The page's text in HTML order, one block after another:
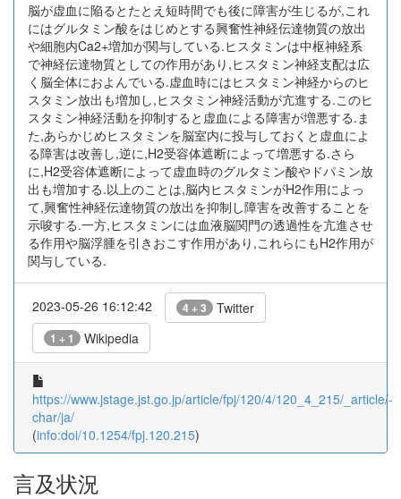
脳が虚血に陥るとたとえ短時間でも後に障害が生じるが,これ
にはグルタミン酸をはじめとする興奮性神経伝達物質の放出
や細胞内Ca2+増加が関与している.ヒスタミンは中枢神経系
で神経伝達物質としての作用があり,ヒスタミン神経支配は広
く脳全体におよんでいる.虚血時にはヒスタミン神経からのヒ
スタミン放出も増加し,ヒスタミン神経活動が亢進する.このヒ
スタミン神経活動を抑制すると虚血による障害が増悪する.ま
た,あらかじめヒスタミンを脳室内に投与しておくと虚血によ
る障害は改善し,逆に,H2受容体遮断によって増悪する.さら
に,H2受容体遮断によって虚血時のグルタミン酸やドパミン放
出も増加する.以上のことは,脳内ヒスタミンがH2作用によっ
て,興奮性神経伝達物質の放出を抑制し障害を改善することを
示唆する.一方,ヒスタミンには血液脳関門の透過性を亢進させ
る作用や脳浮腫を引きおこす作用があり,これらにもH2作用が
関与している.
2023-05-26 16:12:42 4 + 3 Twitter
1 + 1 Wikipedia
https://www.jstage.jst.go.jp/article/fpj/120/4/120_4_215/_article/-
char/ja/
(info:doi/10.1254/fpj.120.215)
言及状況